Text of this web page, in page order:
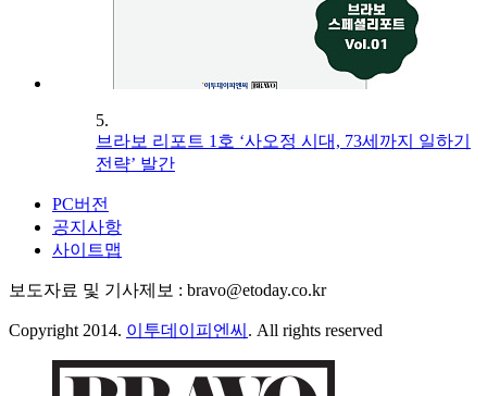
5.
브라보 리포트 1호 ‘사오정 시대, 73세까지 일하기
전략’ 발간
PC버전
공지사항
사이트맵
보도자료 및 기사제보 : bravo@etoday.co.kr
Copyright 2014. 이투데이피엔씨 . All rights reserved